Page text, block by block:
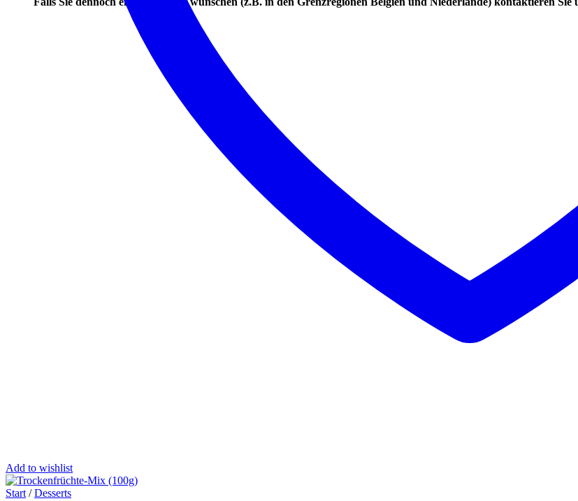
Add to wishlist
Start / Desserts